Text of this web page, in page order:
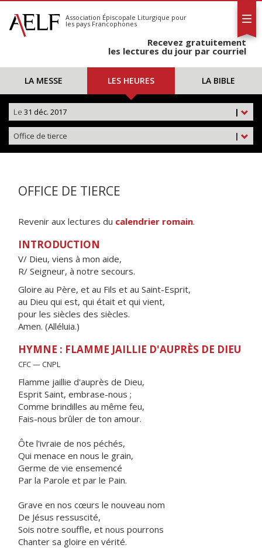
S'abonner
Calendrier
Association Épiscopale Liturgique pour
les pays Francophones
Recevez gratuitement
les lectures du jour par courriel
LA MESSE LES HEURES LA BIBLE
|
Le 31 déc. 2017
|
Office de tierce
OFFICE DE TIERCE
Revenir aux lectures du calendrier romain.
INTRODUCTION
V/ Dieu, viens à mon aide,
R/ Seigneur, à notre secours.
Gloire au Père, et au Fils et au Saint-Esprit,
au Dieu qui est, qui était et qui vient,
pour les siècles des siècles.
Amen. (Alléluia.)
HYMNE : FLAMME JAILLIE D'AUPRÈS DE DIEU
CFC — CNPL
Flamme jaillie d'auprès de Dieu,
Esprit Saint, embrase-nous ;
Comme brindilles au même feu,
Fais-nous brûler de ton amour.
Ôte l'ivraie de nos péchés,
Qui menace en nous le grain,
Germe de vie ensemencé
Par la Parole et par le Pain.
Grave en nos cœurs le nouveau nom
De Jésus ressuscité,
Sois notre souffle, et nous pourrons
Chanter sa gloire en vérité.